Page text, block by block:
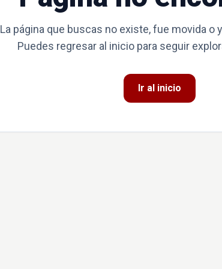
La página que buscas no existe, fue movida o
Puedes regresar al inicio para seguir
Ir al inicio